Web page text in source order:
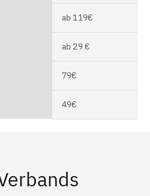
ab 119€
ab 29 €
79€
49€